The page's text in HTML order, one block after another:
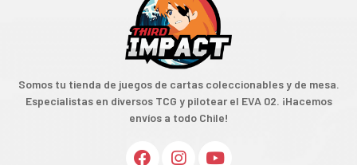
Somos tu tienda de juegos de cartas coleccionables y de mesa.
Especialistas en diversos TCG y pilotear el EVA 02. ¡Hacemos
envíos a todo Chile!